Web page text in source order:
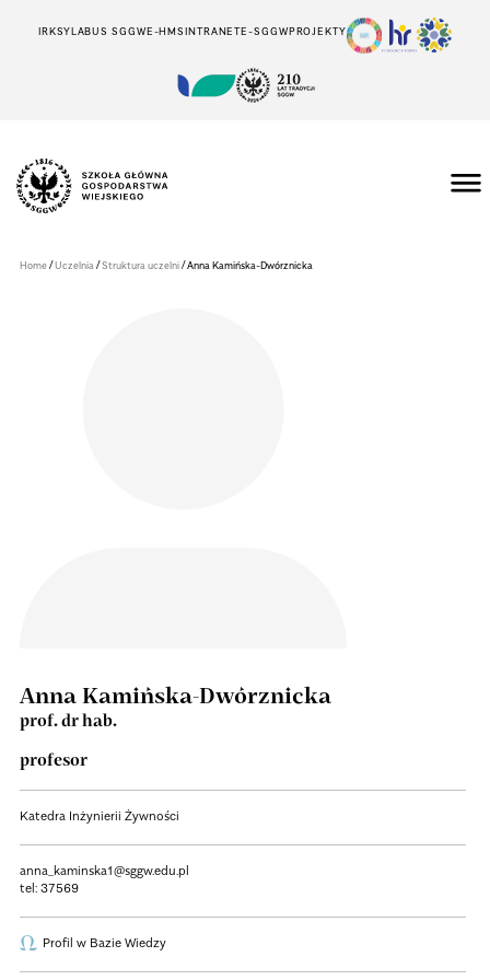
IRKSYLABUS SGGWE-HMSINTRANETE-SGGWPROJEKTY
Wiejskiego
Home/Uczelnia/Struktura uczelni/Anna Kamińska-Dwórznicka
Anna Kamińska-Dwórznicka
prof. dr hab.
profesor
Katedra Inżynierii Żywności
anna_kaminska1@sggw.edu.pl
tel: 37569
Profil w Bazie Wiedzy